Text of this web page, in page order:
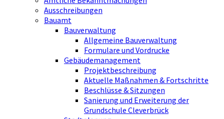
Ausschreibungen
Bauamt
Bauverwaltung
Allgemeine Bauverwaltung
Formulare und Vordrucke
Gebäudemanagement
Projektbeschreibung
Aktuelle Maßnahmen & Fortschritte
Beschlüsse & Sitzungen
Sanierung und Erweiterung der
Grundschule Cleverbrück